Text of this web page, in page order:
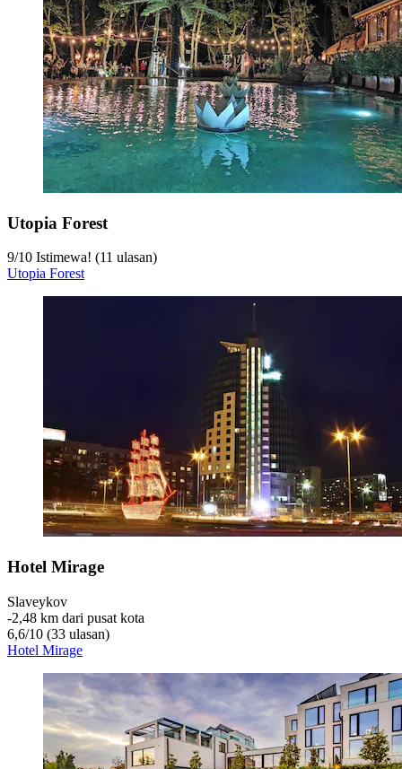
Utopia Forest
9/10 Istimewa! (11 ulasan)
Utopia Forest
Hotel Mirage
Slaveykov
‐2,48 km dari pusat kota
6,6/10 (33 ulasan)
Hotel Mirage